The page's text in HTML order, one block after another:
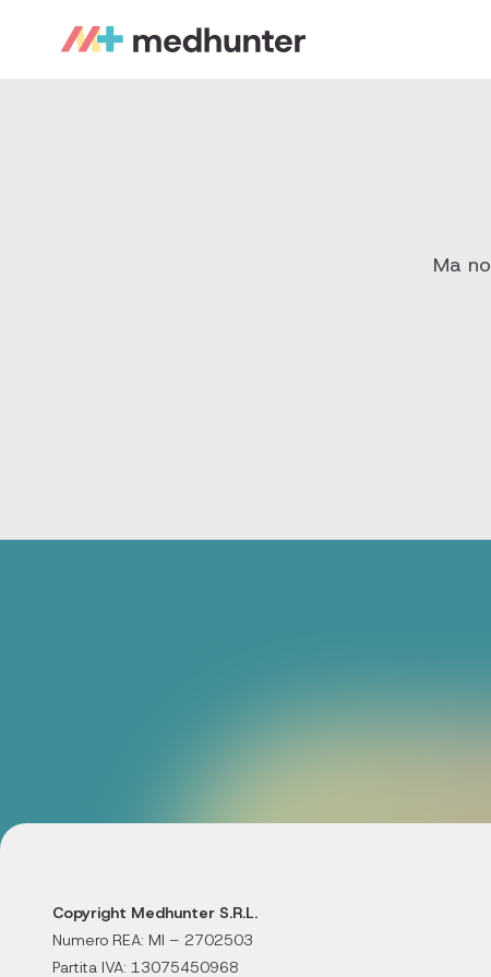
Ma
Copyright Medhunter S.R.L.
Numero REA: MI – 2702503
Partita IVA: 13075450968